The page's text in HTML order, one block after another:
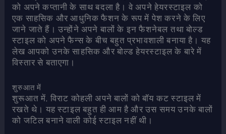
को अपने कप्तानी के साथ बदला है। वे अपने हेयरस्टाइल को
एक साहसिक और आधुनिक फैशन के रूप में पेश करने के लिए
जाने जाते हैं। उन्होंने अपने बालों के इन फैशनेबल तथा बोल्ड
स्टाइल को अपने फैन्स के बीच बहुत प्रभावशाली बनाया है। यह
लेख आपको उनके साहसिक और बोल्ड हेयरस्टाइल के बारे में
विस्तार से बताएगा।
शुरुआत में
शुरूआत में, विराट कोहली अपने बालों को बॉय कट स्टाइल में
रखते थे। यह स्टाइल बहुत ही आम है और उस समय उनके बालों
को जटिल बनाने वाली कोई स्टाइल नहीं थी।